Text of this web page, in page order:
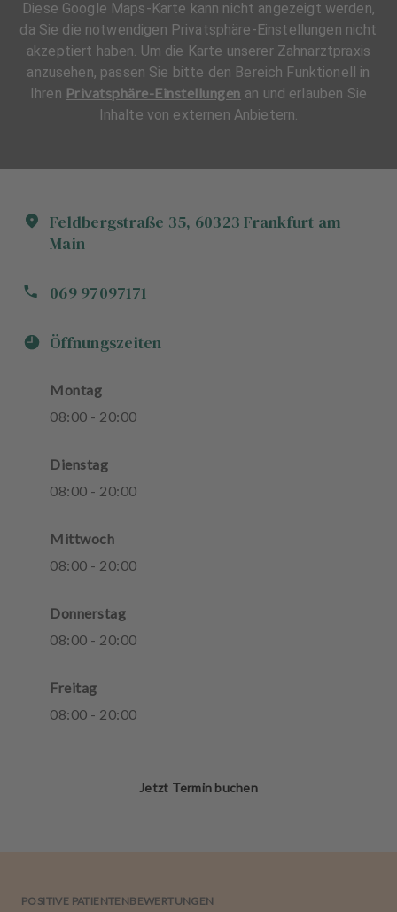
Feldbergstraße 35, 60323 Frankfurt am
Main
069 97097171
Öffnungszeiten
Montag
08:00 - 20:00
Dienstag
08:00 - 20:00
Mittwoch
08:00 - 20:00
Donnerstag
08:00 - 20:00
Freitag
08:00 - 20:00
Diese Google Maps-Karte kann nicht angezeigt werden,
da Sie die notwendigen Privatsphäre-Einstellungen nicht
akzeptiert haben. Um die Karte unserer Zahnarztpraxis
anzusehen, passen Sie bitte den Bereich Funktionell in
Ihren Privatsphäre-Einstellungen an und erlauben Sie
Inhalte von externen Anbietern.
Jetzt Termin buchen
POSITIVE PATIENTENBEWERTUNGEN